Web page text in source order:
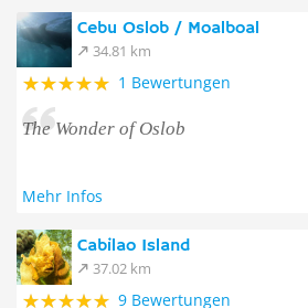
Cebu Oslob / Moalboal
34.81 km
1 Bewertungen
The Wonder of Oslob
Mehr Infos
Cabilao Island
37.02 km
9 Bewertungen